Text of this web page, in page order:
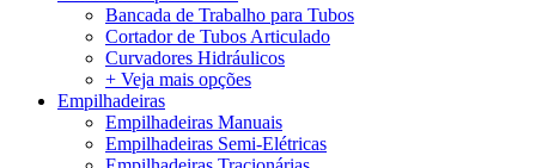
Bancada de Trabalho para Tubos
Cortador de Tubos Articulado
Curvadores Hidráulicos
+ Veja mais opções
Empilhadeiras
Empilhadeiras Manuais
Empilhadeiras Semi-Elétricas